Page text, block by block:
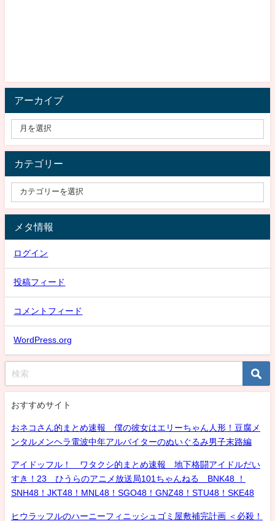
アーカイブ
カテゴリー
メタ情報
ログイン
投稿フィード
コメントフィード
WordPress.org
おすすめサイト
おネコさん的まとめ速報 僕の彼女はエリーちゃん人形！豆腐メ
ンタルメンヘラ電波中年アルバイターのぬいぐるみ男子末路編
アイドッフル！ ワタクシ的まとめ速報 地下格闘アイドルだい
すき！23 ひうらのアニメ放送局101ちゃんねる BNK48 ！
SNH48！JKT48！MNL48！SGO48！GNZ48！STU48！SKE48
ヒウラッフルのハーニーフィニッシュゴミ屋敷補完計画 ＜必殺！